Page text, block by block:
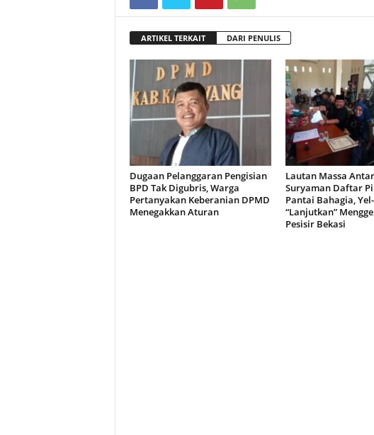
ARTIKEL TERKAIT DARI PENULIS
Dugaan Pelanggaran Pengisian
BPD Tak Digubris, Warga
Pertanyakan Keberanian DPMD
Menegakkan Aturan
Lautan Massa
Suryaman Daftar
Pantai Bahagia,
“Lanjutkan”
Pesisir Bekasi